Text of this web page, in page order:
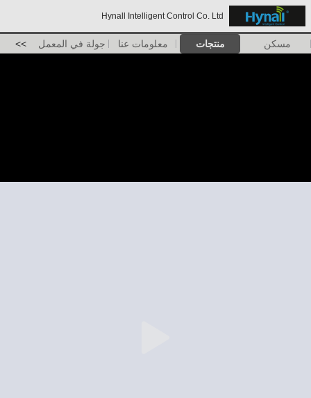
Hynall Intelligent Control Co. Ltd
مسكن منتجات معلومات عنا جولة في المعمل >>